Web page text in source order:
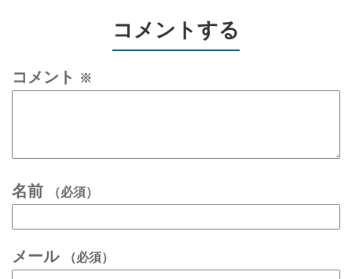
コメントする
コメント ※
名前 （必須）
メール （必須）